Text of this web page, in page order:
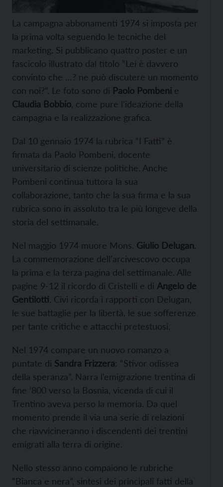
La campagna abbonamenti 1974 si imposta per
la prima volta seguendo le tecniche del
marketing. Si pubblicano quattro poster e un
fascicolo illustrato dal titolo “Lei è davvero
convinto che …? ne può discutere un momento
con noi?”. Le foto sono di Paolo Pombeni e
Claudia Bobbio , come pure l’ideazione della
campagna e la realizzazione grafica.
Dal 10 gennaio 1974 la rubrica “I Fatti” è
firmata da Paolo Pombeni, docente
universitario di scienze politiche. Anche
Pombeni continua tuttora la sua
collaborazione, tanto che la sua firma e la sua
rubrica sono in assoluto tra le più longeve della
storia del settimanale.
Nel maggio 1974 muore Mons. Giulio Delugan.
La commemorazione dell’arcivescovo occupa
la prima e la terza pagina del settimanale. Alle
pagine 9-12 il ricordo di Cristelli e di Angelo de
Gentilotti. Civi ricorda i rapporti con Delugan,
le sue battaglie per la libertà, le sue sofferenze
per tante critiche e attacchi pretestuosi.
Nel 1974 compare un nuovo romanzo a
puntate di Sandra Frizzera: “Stivor odissea
della speranza”. Narra l’emigrazione trentina di
fine ‘800 verso la Bosnia, vicenda di cui il
Trentino aveva perso la memoria. Da quel
momento prende il via una serie di relazioni
che riavvicineranno i discendenti dei trentini
emigrati alla terra di origine.
Nello stesso anno compaiono le rubriche
“Bianca e nera”, sintesi dei principali fatti della